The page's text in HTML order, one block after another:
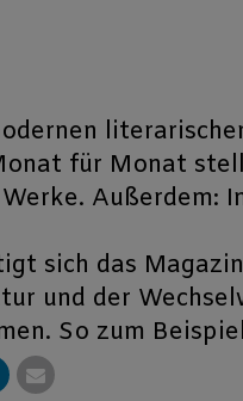
für Monat
Außerdem:
sich das
und der
So zum